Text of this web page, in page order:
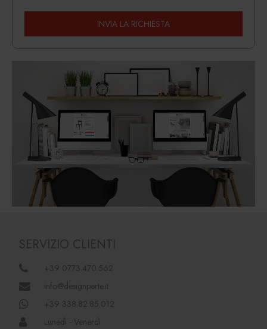
INVIA LA RICHIESTA
SERVIZIO CLIENTI
+39 0773.470.562
info@designperte.it
+39 338.82.85.012
Lunedì - Venerdì